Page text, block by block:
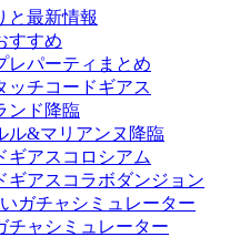
と最新情報
すすめ
レパーティまとめ
ッチコードギアス
ンド降臨
ル&マリアンヌ降臨
ギアスコロシアム
ギアスコラボダンジョン
ガチャシミュレーター
チャシミュレーター